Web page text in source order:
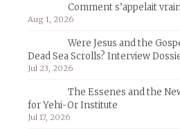
Comment s’appelait
Aug 1, 2026
Were Jesus and the
Dead Sea Scrolls? Interview
Jul 23, 2026
The Essenes and the
for Yehi-Or Institute
Jul 17, 2026